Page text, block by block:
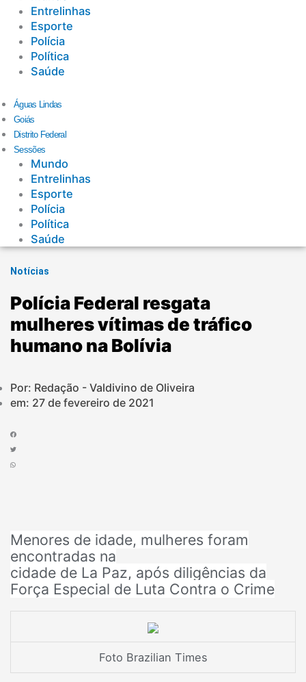
Entrelinhas
Esporte
Polícia
Política
Saúde
Águas Lindas
Goiás
Distrito Federal
Sessões
Mundo
Entrelinhas
Esporte
Polícia
Política
Saúde
Notícias
Polícia Federal resgata
mulheres vítimas de tráfico
humano na Bolívia
Por: Redação - Valdivino de Oliveira
em: 27 de fevereiro de 2021
Menores de idade, mulheres foram
encontradas na
cidade de La Paz, após diligências da
Força Especial de Luta Contra o Crime
Foto Brazilian Times